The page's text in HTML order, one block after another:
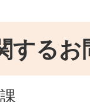
するお